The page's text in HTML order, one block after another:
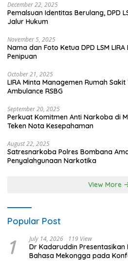
December 22, 2025
Pemalsuan Identitas Berulang, DPD
Jalur Hukum
November 5, 2025
Nama dan Foto Ketua DPD LSM
Penipuan
October 21, 2025
LIRA Minta Managemen Rumah
Ambulance RSBG
September 20, 2025
Perkuat Komitmen Anti Narkoba di
Teken Nota Kesepahaman
August 22, 2025
Satresnarkoba Polres Bombana
Penyalahgunaan Narkotika
View More
Popular Post
1 July 14, 2026 119 View
Dr Kadaruddin Presentasikan
Bahasa Mekongga pada